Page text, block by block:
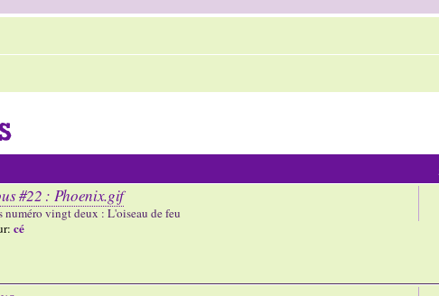
#22 : Phoenix.gif
numéro vingt deux : L'oiseau de feu
cé